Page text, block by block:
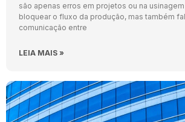
são apenas erros em projetos ou na
bloquear o fluxo da produção, mas também
comunicação entre
LEIA MAIS »